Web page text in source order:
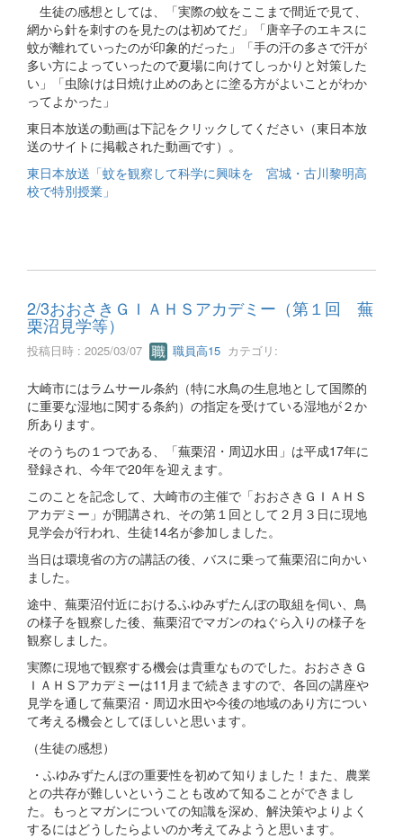
生徒の感想としては、「実際の蚊をここまで間近で見て、
網から針を刺すのを見たのは初めてだ」「唐辛子のエキスに
蚊が離れていったのが印象的だった」「手の汗の多さで汗が
多い方によっていったので夏場に向けてしっかりと対策した
い」「虫除けは日焼け止めのあとに塗る方がよいことがわか
ってよかった」
東日本放送の動画は下記をクリックしてください（東日本放
送のサイトに掲載された動画です）。
東日本放送「蚊を観察して科学に興味を 宮城・古川黎明高
校で特別授業」
2/3おおさきＧＩＡＨＳアカデミー（第１回 蕪
栗沼見学等）
投稿日時 : 2025/03/07 職員高15 カテゴリ:
大崎市にはラムサール条約（特に水鳥の生息地として国際的
に重要な湿地に関する条約）の指定を受けている湿地が２か
所あります。
そのうちの１つである、「蕪栗沼・周辺水田」は平成17年に
登録され、今年で20年を迎えます。
このことを記念して、大崎市の主催で「おおさきＧＩＡＨＳ
アカデミー」が開講され、その第１回として２月３日に現地
見学会が行われ、生徒14名が参加しました。
当日は環境省の方の講話の後、バスに乗って蕪栗沼に向かい
ました。
途中、蕪栗沼付近におけるふゆみずたんぼの取組を伺い、鳥
の様子を観察した後、蕪栗沼でマガンのねぐら入りの様子を
観察しました。
実際に現地で観察する機会は貴重なものでした。おおさきＧ
ＩＡＨＳアカデミーは11月まで続きますので、各回の講座や
見学を通して蕪栗沼・周辺水田や今後の地域のあり方につい
て考える機会としてほしいと思います。
（生徒の感想）
・ふゆみずたんぼの重要性を初めて知りました！また、農業
との共存が難しいということも改めて知ることができまし
た。もっとマガンについての知識を深め、解決策やよりよく
するにはどうしたらよいのか考えてみようと思います。